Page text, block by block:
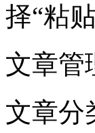
择“粘
文章管
文章分